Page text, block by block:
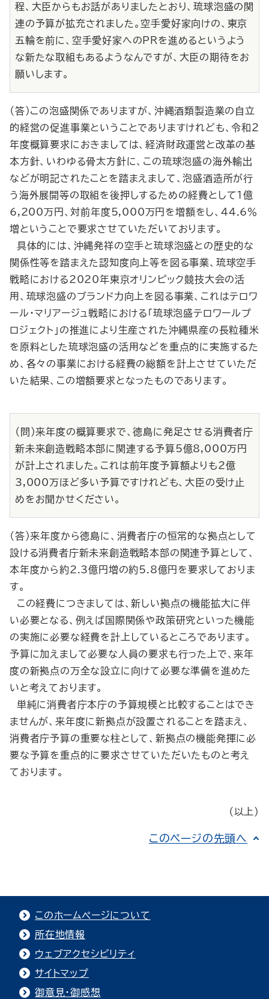
程、大臣からもお話がありましたとおり、琉球泡盛の関
連の予算が拡充されました。空手愛好家向けの、東京
五輪を前に、空手愛好家へのPRを進めるというよう
な新たな取組もあるようなんですが、大臣の期待をお
願いします。
（答）この泡盛関係でありますが、沖縄酒類製造業の自立
的経営の促進事業ということでありますけれども、令和２
年度概算要求におきましては、経済財政運営と改革の基
本方針、いわゆる骨太方針に、この琉球泡盛の海外輸出
などが明記されたことを踏まえまして、泡盛酒造所が行
う海外展開等の取組を後押しするための経費として1億
6,200万円、対前年度5,000万円を増額をし、44.6％
増ということで要求させていただいております。
具体的には、沖縄発祥の空手と琉球泡盛との歴史的な
関係性等を踏まえた認知度向上等を図る事業、琉球空手
戦略における2020年東京オリンピック競技大会の活
用、琉球泡盛のブランド力向上を図る事業、これはテロワ
ール・マリアージュ戦略における「琉球泡盛テロワールプ
ロジェクト」の推進により生産された沖縄県産の長粒種米
を原料とした琉球泡盛の活用などを重点的に実施するた
め、各々の事業における経費の総額を計上させていただ
いた結果、この増額要求となったものであります。
（問）来年度の概算要求で、徳島に発足させる消費者庁
新未来創造戦略本部に関連する予算5億8,000万円
が計上されました。これは前年度予算額よりも2億
3,000万ほど多い予算ですけれども、大臣の受け止
めをお聞かせください。
（答）来年度から徳島に、消費者庁の恒常的な拠点として
設ける消費者庁新未来創造戦略本部の関連予算として、
本年度から約2.3億円増の約5.8億円を要求しておりま
す。
この経費につきましては、新しい拠点の機能拡大に伴
い必要となる、例えば国際関係や政策研究といった機能
の実施に必要な経費を計上しているところであります。
予算に加えまして必要な人員の要求も行った上で、来年
度の新拠点の万全な設立に向けて必要な準備を進めた
いと考えております。
単純に消費者庁本庁の予算規模と比較することはでき
ませんが、来年度に新拠点が設置されることを踏まえ、
消費者庁予算の重要な柱として、新拠点の機能発揮に必
要な予算を重点的に要求させていただいたものと考え
ております。
（以上）
このページの先頭へ
このホームページについて
所在地情報
ウェブアクセシビリティ
サイトマップ
御意見・御感想